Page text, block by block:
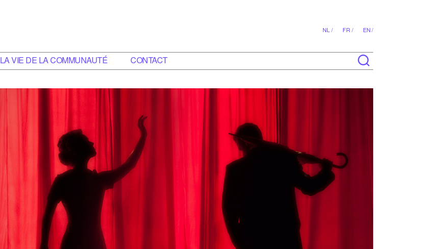
NL / FR / EN /
LA VIE DE LA COMMUNAUTÉ CONTACT